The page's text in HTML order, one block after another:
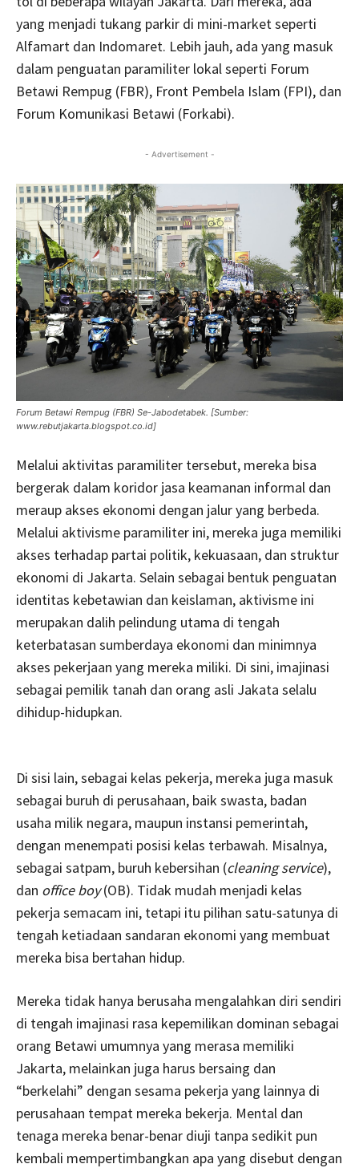
yang menjadi tukang parkir di mini-market seperti
Alfamart dan Indomaret. Lebih jauh, ada yang masuk
dalam penguatan paramiliter lokal seperti Forum
Betawi Rempug (FBR), Front Pembela Islam (FPI), dan
Forum Komunikasi Betawi (Forkabi).
- Advertisement -
Forum Betawi Rempug (FBR) Se-Jabodetabek. [Sumber:
www.rebutjakarta.blogspot.co.id]
Melalui aktivitas paramiliter tersebut, mereka bisa
bergerak dalam koridor jasa keamanan informal dan
meraup akses ekonomi dengan jalur yang berbeda.
Melalui aktivisme paramiliter ini, mereka juga memiliki
akses terhadap partai politik, kekuasaan, dan struktur
ekonomi di Jakarta. Selain sebagai bentuk penguatan
identitas kebetawian dan keislaman, aktivisme ini
merupakan dalih pelindung utama di tengah
keterbatasan sumberdaya ekonomi dan minimnya
akses pekerjaan yang mereka miliki. Di sini, imajinasi
sebagai pemilik tanah dan orang asli Jakata selalu
dihidup-hidupkan.
Di sisi lain, sebagai kelas pekerja, mereka juga masuk
sebagai buruh di perusahaan, baik swasta, badan
usaha milik negara, maupun instansi pemerintah,
dengan menempati posisi kelas terbawah. Misalnya,
sebagai satpam, buruh kebersihan (cleaning service),
dan office boy(OB). Tidak mudah menjadi kelas
pekerja semacam ini, tetapi itu pilihan satu-satunya di
tengah ketiadaan sandaran ekonomi yang membuat
mereka bisa bertahan hidup.
Mereka tidak hanya berusaha mengalahkan diri sendiri
di tengah imajinasi rasa kepemilikan dominan sebagai
orang Betawi umumnya yang merasa memiliki
Jakarta, melainkan juga harus bersaing dan
“berkelahi” dengan sesama pekerja yang lainnya di
perusahaan tempat mereka bekerja. Mental dan
tenaga mereka benar-benar diuji tanpa sedikit pun
kembali mempertimbangkan apa yang disebut dengan